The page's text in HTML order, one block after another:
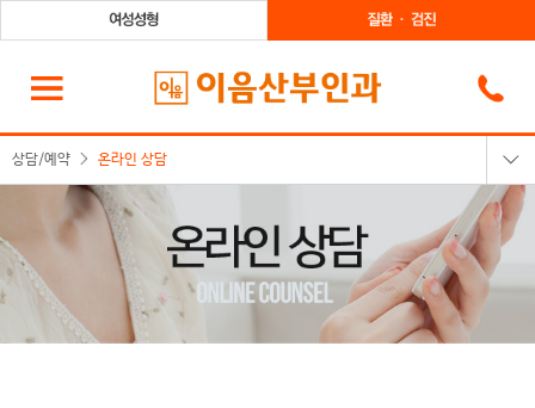
상담/예약 온라인 상담
카카오톡상담
온라인예약